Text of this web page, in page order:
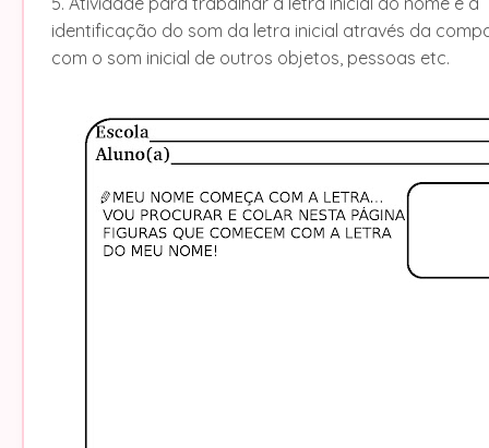
identificação do som da letra inicial através da
com o som inicial de outros objetos, pessoas etc.